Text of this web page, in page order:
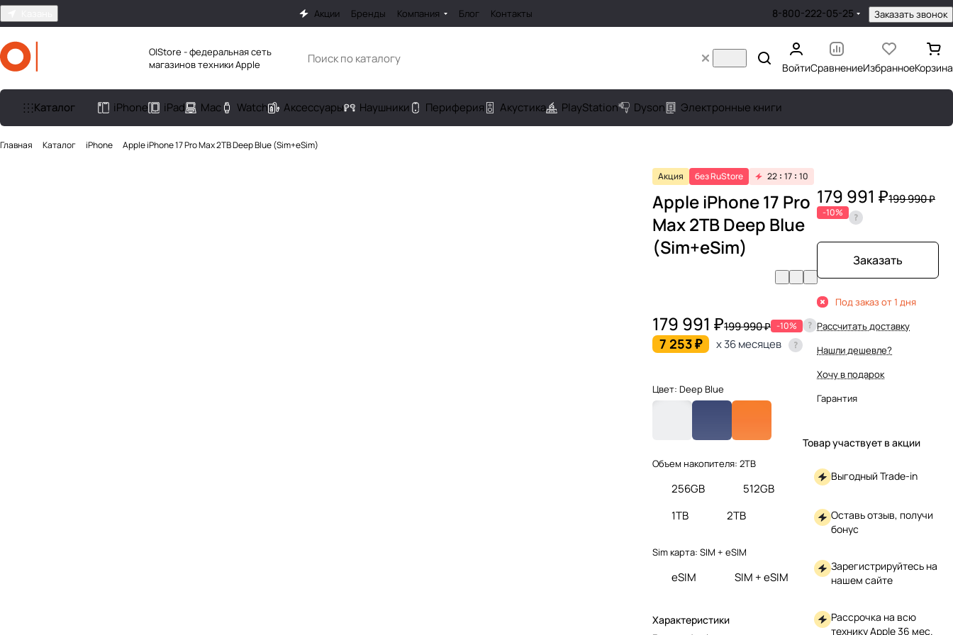
Акции Бренды Компания Блог Контакты 8-800-222-05-25 Заказать звонок
O|Store - федеральная сеть
магазинов техники Apple
ВойтиСравнениеИзбранноеКорзина
Каталог iPhone iPad Mac Watch Аксесcуары Наушники Периферия Акустика PlayStation Dyson Электронные книги
Главная Каталог iPhone Apple iPhone 17 Pro Max 2TB Deep Blue (Sim+eSim)
Акция без RuStore 22 17 10
Apple iPhone 17 Pro
Max 2TB Deep Blue
(Sim+eSim)
179 991 ₽199 990 ₽ -10%
7 253 ₽ x 36 месяцев
Цвет: Deep Blue
Объем накопителя: 2TB
256GB
512GB
1TB
2TB
Sim карта: SIM + eSIM
eSIM SIM + eSIM
Характеристики
179 991 ₽199 990 ₽
-10%
Заказать
Под заказ от 1 дня
Рассчитать доставку
Нашли дешевле?
Хочу в подарок
Гарантия
Товар участвует в акции
Выгодный Trade-in
Оставь отзыв, получи
бонус
Зарегистрируйтесь на
нашем сайте
Рассрочка на всю
технику Apple 36 мес.